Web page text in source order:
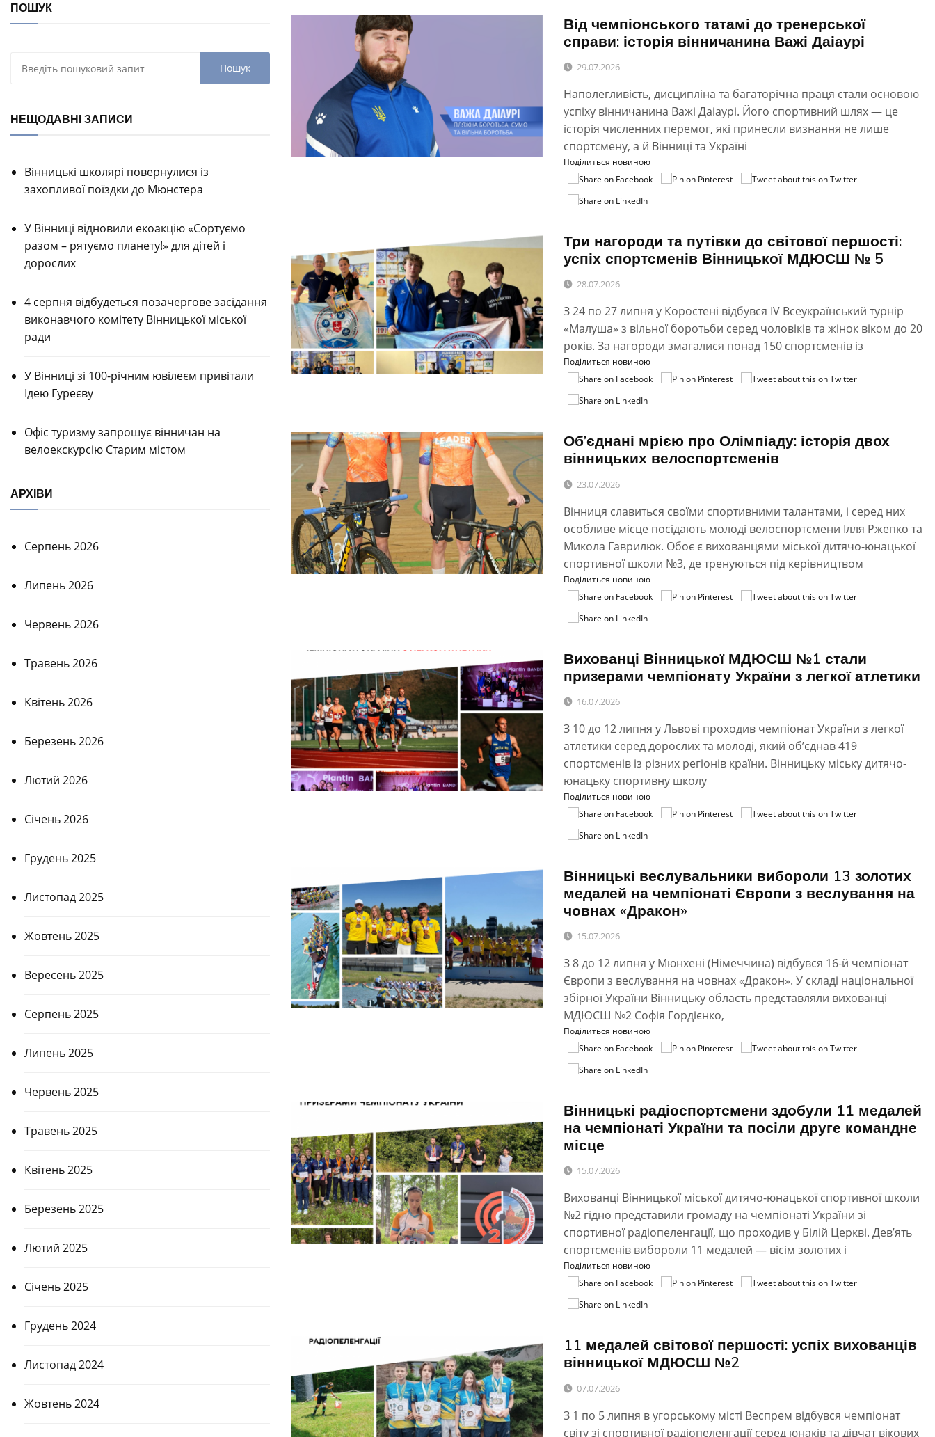
ПОШУК
НЕЩОДАВНІ ЗАПИСИ
Вінницькі школярі повернулися із
захопливої поїздки до Мюнстера
У Вінниці відновили екоакцію «Сортуємо
разом – рятуємо планету!» для дітей і
дорослих
4 серпня відбудеться позачергове засідання
виконавчого комітету Вінницької міської
ради
У Вінниці зі 100-річним ювілеєм привітали
Ідею Гуреєву
Офіс туризму запрошує вінничан на
велоекскурсію Старим містом
АРХІВИ
Серпень 2026
Липень 2026
Червень 2026
Травень 2026
Квітень 2026
Березень 2026
Лютий 2026
Січень 2026
Грудень 2025
Листопад 2025
Жовтень 2025
Вересень 2025
Серпень 2025
Липень 2025
Червень 2025
Травень 2025
Квітень 2025
Березень 2025
Лютий 2025
Січень 2025
Грудень 2024
Листопад 2024
Жовтень 2024
Від чемпіонського татамі до тренерської
справи: історія вінничанина Важі Даіаурі
29.07.2026
Наполегливість, дисципліна та багаторічна праця стали основою
успіху вінничанина Важі Даіаурі. Його спортивний шлях — це
історія численних перемог, які принесли визнання не лише
спортсмену, а й Вінниці та Україні
Поділиться новиною
Три нагороди та путівки до світової першості:
успіх спортсменів Вінницької МДЮСШ № 5
28.07.2026
З 24 по 27 липня у Коростені відбувся IV Всеукраїнський турнір
«Малуша» з вільної боротьби серед чоловіків та жінок віком до 20
років. За нагороди змагалися понад 150 спортсменів із
Поділиться новиною
Об’єднані мрією про Олімпіаду: історія двох
вінницьких велоспортсменів
23.07.2026
Вінниця славиться своїми спортивними талантами, і серед них
особливе місце посідають молоді велоспортсмени Ілля Ржепко та
Микола Гаврилюк. Обоє є вихованцями міської дитячо-юнацької
спортивної школи №3, де тренуються під керівництвом
Поділиться новиною
Вихованці Вінницької МДЮСШ №1 стали
призерами чемпіонату України з легкої атлетики
16.07.2026
З 10 до 12 липня у Львові проходив чемпіонат України з легкої
атлетики серед дорослих та молоді, який об’єднав 419
спортсменів із різних регіонів країни. Вінницьку міську дитячо-
юнацьку спортивну школу
Поділиться новиною
Вінницькі веслувальники вибороли 13 золотих
медалей на чемпіонаті Європи з веслування на
човнах «Дракон»
15.07.2026
З 8 до 12 липня у Мюнхені (Німеччина) відбувся 16-й чемпіонат
Європи з веслування на човнах «Дракон». У складі національної
збірної України Вінницьку область представляли вихованці
МДЮСШ №2 Софія Гордієнко,
Поділиться новиною
Вінницькі радіоспортсмени здобули 11 медалей
на чемпіонаті України та посіли друге командне
місце
15.07.2026
Вихованці Вінницької міської дитячо-юнацької спортивної школи
№2 гідно представили громаду на чемпіонаті України зі
спортивної радіопеленгації, що проходив у Білій Церкві. Дев’ять
спортсменів вибороли 11 медалей — вісім золотих і
Поділиться новиною
11 медалей світової першості: успіх вихованців
вінницької МДЮСШ №2
07.07.2026
З 1 по 5 липня в угорському місті Веспрем відбувся чемпіонат
світу зі спортивної радіопеленгації серед юнаків та дівчат вікових